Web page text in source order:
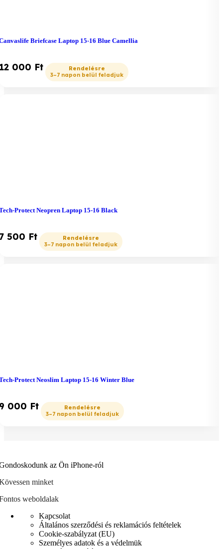
Briefcase Laptop 15-16 Blue Camellia
000 Ft
Protect Neopren Laptop 15-16 Black
500 Ft
Protect Neoslim Laptop 15-16 Winter Blue
000 Ft
az Ön iPhone-ról
minket
weboldalak
Kapcsolat
Általános szerződési és reklamációs feltételek
Cookie-szabályzat (EU)
Személyes adatok és a védelmük